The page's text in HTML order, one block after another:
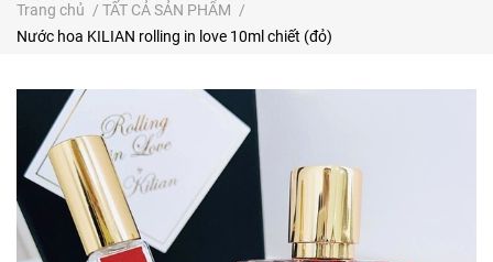
Trang chủ / TẤT CẢ SẢN PHẨM /
Nước hoa KILIAN rolling in love 10ml chiết (đỏ)